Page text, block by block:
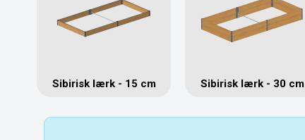
Sibirisk lærk - 15 cm Sibirisk lærk - 30 cm